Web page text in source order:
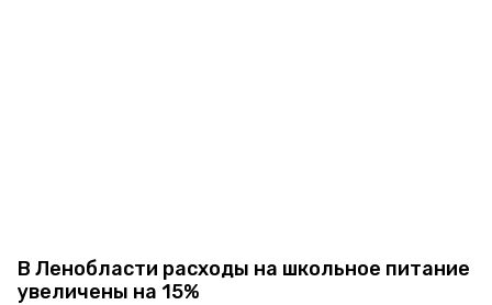
В Ленобласти расходы на школьное питание
увеличены на 15%